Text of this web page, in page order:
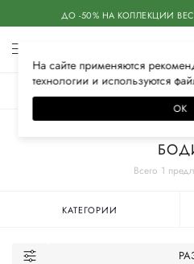
ДО -50% НА КОЛЛЕКЦИИ
Всего 1
КАТЕГОРИИ
На сайте применяются
технологии и используются
ОК